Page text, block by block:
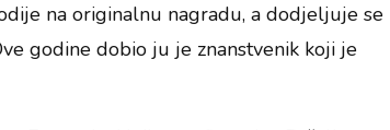
na originalnu nagradu, a dodjeljuje se
godine dobio ju je znanstvenik koji je